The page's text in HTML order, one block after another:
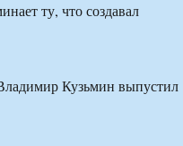
ту, что создавал
Кузьмин выпустил